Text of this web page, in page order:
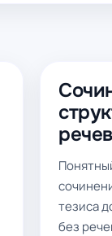
тезиса
без